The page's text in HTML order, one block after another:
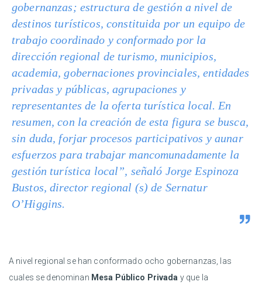
gobernanzas; estructura de gestión a nivel de
destinos turísticos, constituida por un equipo de
trabajo coordinado y conformado por la
dirección regional de turismo, municipios,
academia, gobernaciones provinciales, entidades
privadas y públicas, agrupaciones y
representantes de la oferta turística local. En
resumen, con la creación de esta figura se busca,
sin duda, forjar procesos participativos y aunar
esfuerzos para trabajar mancomunadamente la
gestión turística local”, señaló Jorge Espinoza
Bustos, director regional (s) de Sernatur
O’Higgins.
A nivel regional se han conformado ocho gobernanzas, las
cuales se denominan Mesa Público Privada y que la